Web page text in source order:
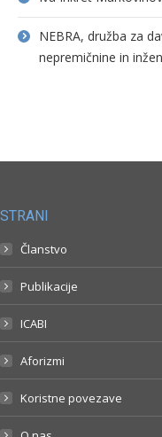
NEBRA, družba za
nepremičnine in
STRANI
Članstvo
Publikacije
ICABI
Aforizmi
Koristne povezave